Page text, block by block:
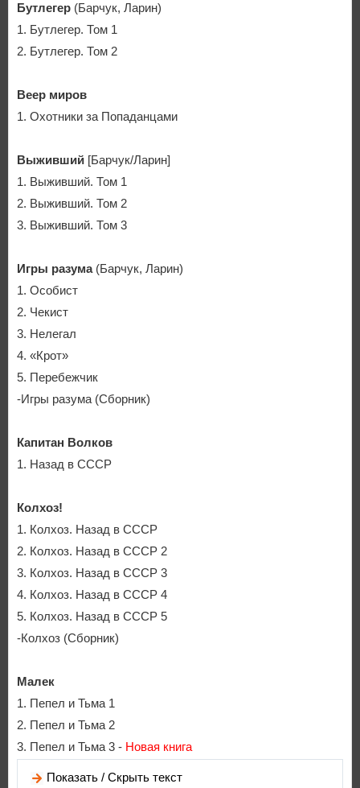
Бутлегер (Барчук, Ларин)
1. Бутлегер. Том 1
2. Бутлегер. Том 2
Веер миров
1. Охотники за Попаданцами
Выживший [Барчук/Ларин]
1. Выживший. Том 1
2. Выживший. Том 2
3. Выживший. Том 3
Игры разума(Барчук, Ларин)
1. Особист
2. Чекист
3. Нелегал
4. «Крот»
5. Перебежчик
-Игры разума (Сборник)
Капитан Волков
1. Назад в СССР
Колхоз!
1. Колхоз. Назад в СССР
2. Колхоз. Назад в СССР 2
3. Колхоз. Назад в СССР 3
4. Колхоз. Назад в СССР 4
5. Колхоз. Назад в СССР 5
-Колхоз (Сборник)
Малек
1. Пепел и Тьма 1
2. Пепел и Тьма 2
3. Пепел и Тьма 3 - Новая книга
Показать / Скрыть текст